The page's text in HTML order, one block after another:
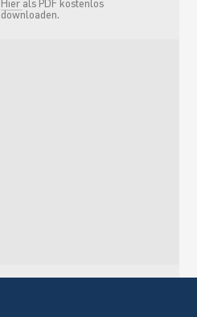
Hier als PDF kostenlos
downloaden.